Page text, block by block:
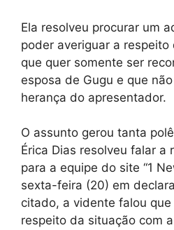
Ela resolveu procurar um
poder averiguar a respeito
que quer somente ser
esposa de Gugu e que
herança do apresentador.
O assunto gerou tanta
Érica Dias resolveu falar a
para a equipe do site “1
sexta-feira (20) em
citado, a vidente falou
respeito da situação com